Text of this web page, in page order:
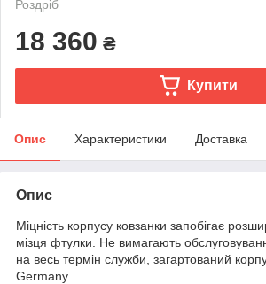
Роздріб
18 360 ₴
Купити
Опис Характеристики Доставка
Опис
Міцність корпусу ковзанки запобігає
мізця фтулки. Не вимагають
на весь термін служби, загартований
Germany